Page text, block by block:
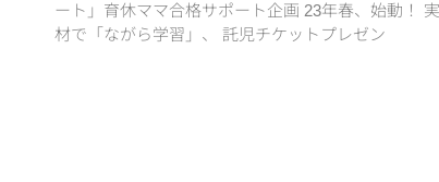
ート」育休ママ合格サポート企画 23年春、始動！
材で「ながら学習」、 託児チケットプレゼン